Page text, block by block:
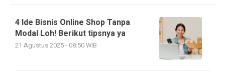
4 Ide Bisnis Online Shop Tanpa
Modal Loh! Berikut tipsnya ya
21 Agustus 2025 - 08:50 WIB